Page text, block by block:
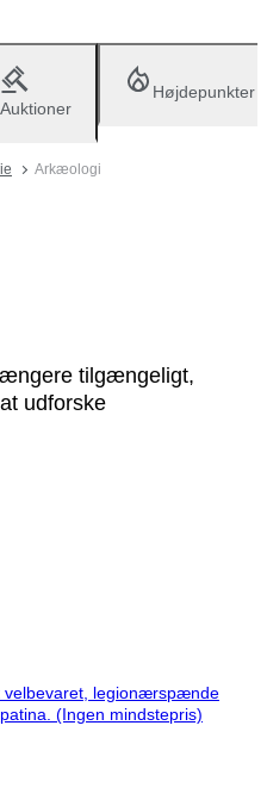
Auktioner
Højdepunkter
Arkæologi
tilgængeligt,
udforske
velbevaret, legionærspænde
med en vidunderlig mørkegrøn patina. (Ingen mindstepris)